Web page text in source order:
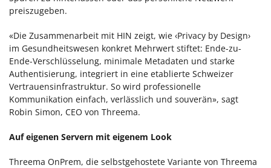
preiszugeben.
«Die Zusammenarbeit mit HIN zeigt, wie ‹Privacy by Design›
im Gesundheitswesen konkret Mehrwert stiftet: Ende-zu-
Ende-Verschlüsselung, minimale Metadaten und starke
Authentisierung, integriert in eine etablierte Schweizer
Vertrauensinfrastruktur. So wird professionelle
Kommunikation einfach, verlässlich und souverän», sagt
Robin Simon, CEO von Threema.
Auf eigenen Servern mit eigenem Look
Threema OnPrem, die selbstgehostete Variante von Threema